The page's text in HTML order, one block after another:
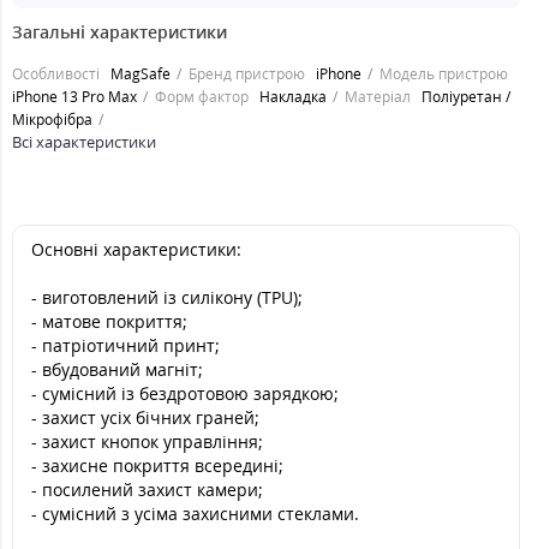
Загальні характеристики
Особливості MagSafe Бренд пристрою iPhone
Модель пристрою
iPhone 13 Pro Max
Форм фактор Накладка Матеріал
Поліуретан /
Мікрофібра
Всі характеристики
Основні характеристики:
- виготовлений із силікону (TPU);
- матове покриття;
- патріотичний принт;
- вбудований магніт;
- сумісний із бездротовою зарядкою;
- захист усіх бічних граней;
- захист кнопок управління;
- захисне покриття всередині;
- посилений захист камери;
- сумісний з усіма захисними стеклами.